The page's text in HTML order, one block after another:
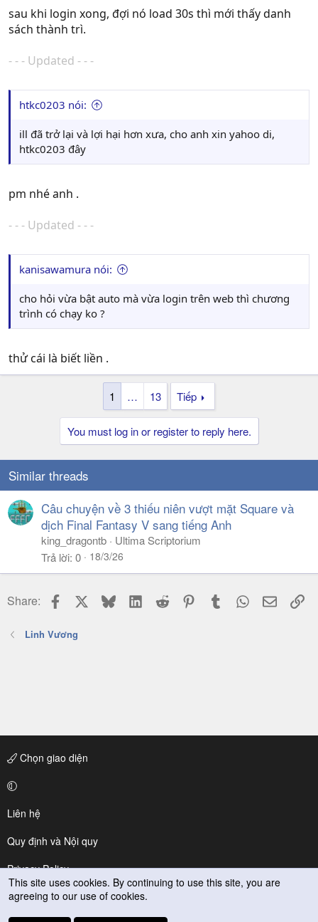
sau khi login xong, đợi nó load 30s thì mới thấy danh
sách thành trì.
- - - Updated - - -
htkc0203 nói:
ill đã trở lại và lợi hại hơn xưa, cho anh xin yahoo di,
htkc0203 đây
pm nhé anh .
- - - Updated - - -
kanisawamura nói:
cho hỏi vừa bật auto mà vừa login trên web thì chương
trình có chạy ko ?
thử cái là biết liền .
1 … 13 Tiếp
You must log in or register to reply here.
Similar threads
Câu chuyện về 3 thiếu niên vượt mặt Square và
dịch Final Fantasy V sang tiếng Anh
king_dragontb
Ultima Scriptorium
Trả lời 0 18/3/26
Share: Facebook BlueskyLinkedIn
Reddit PinterestTumblr WhatsApp
Email
Linh Vương
Chọn giao diện
Liên hệ
Quy định và Nội quy
Privacy Policy
Trợ giúp
This site uses cookies. By continuing to use this site, you are
agreeing to our use of cookies.